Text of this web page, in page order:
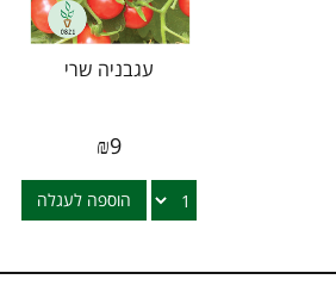
עגבניה שרי
₪9
הוספה לעגלה